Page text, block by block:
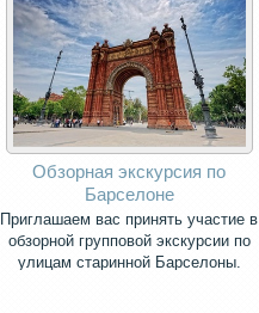
Обзорная экскурсия по
Барселоне
Приглашаем вас принять участие в
обзорной групповой экскурсии по
улицам старинной Барселоны.